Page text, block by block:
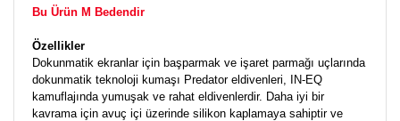
Bu Ürün M Bedendir
Özellikler
Dokunmatik ekranlar için başparmak ve işaret parmağı uçlarında
dokunmatik teknoloji kumaşı Predator eldivenleri, IN-EQ
kamuflajında yumuşak ve rahat eldivenlerdir. Daha iyi bir
kavrama için avuç içi üzerinde silikon kaplamaya sahiptir ve